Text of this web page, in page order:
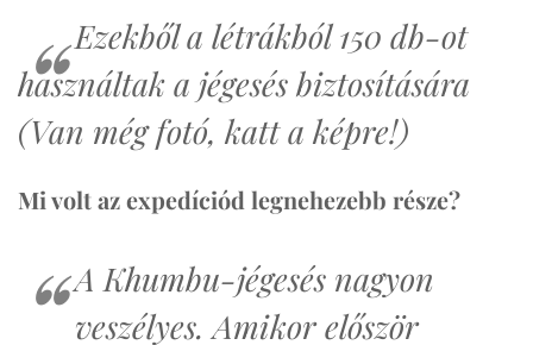
Ezekből a létrákból 150 db-ot
használtak a jégesés biztosítására
(Van még fotó, katt a képre!)
Mi volt az expedíciód legnehezebb része?
A Khumbu-jégesés nagyon
veszélyes. Amikor először